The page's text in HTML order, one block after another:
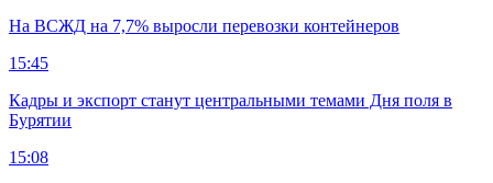
На ВСЖД на 7,7% выросли перевозки контейнеров
15:45
Кадры и экспорт станут центральными темами Дня поля в
Бурятии
15:08